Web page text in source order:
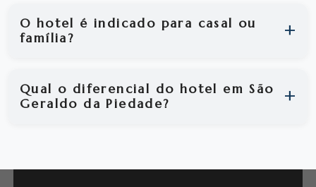
O hotel é indicado para casal ou
família?
Qual o diferencial do hotel em São
Geraldo da Piedade?